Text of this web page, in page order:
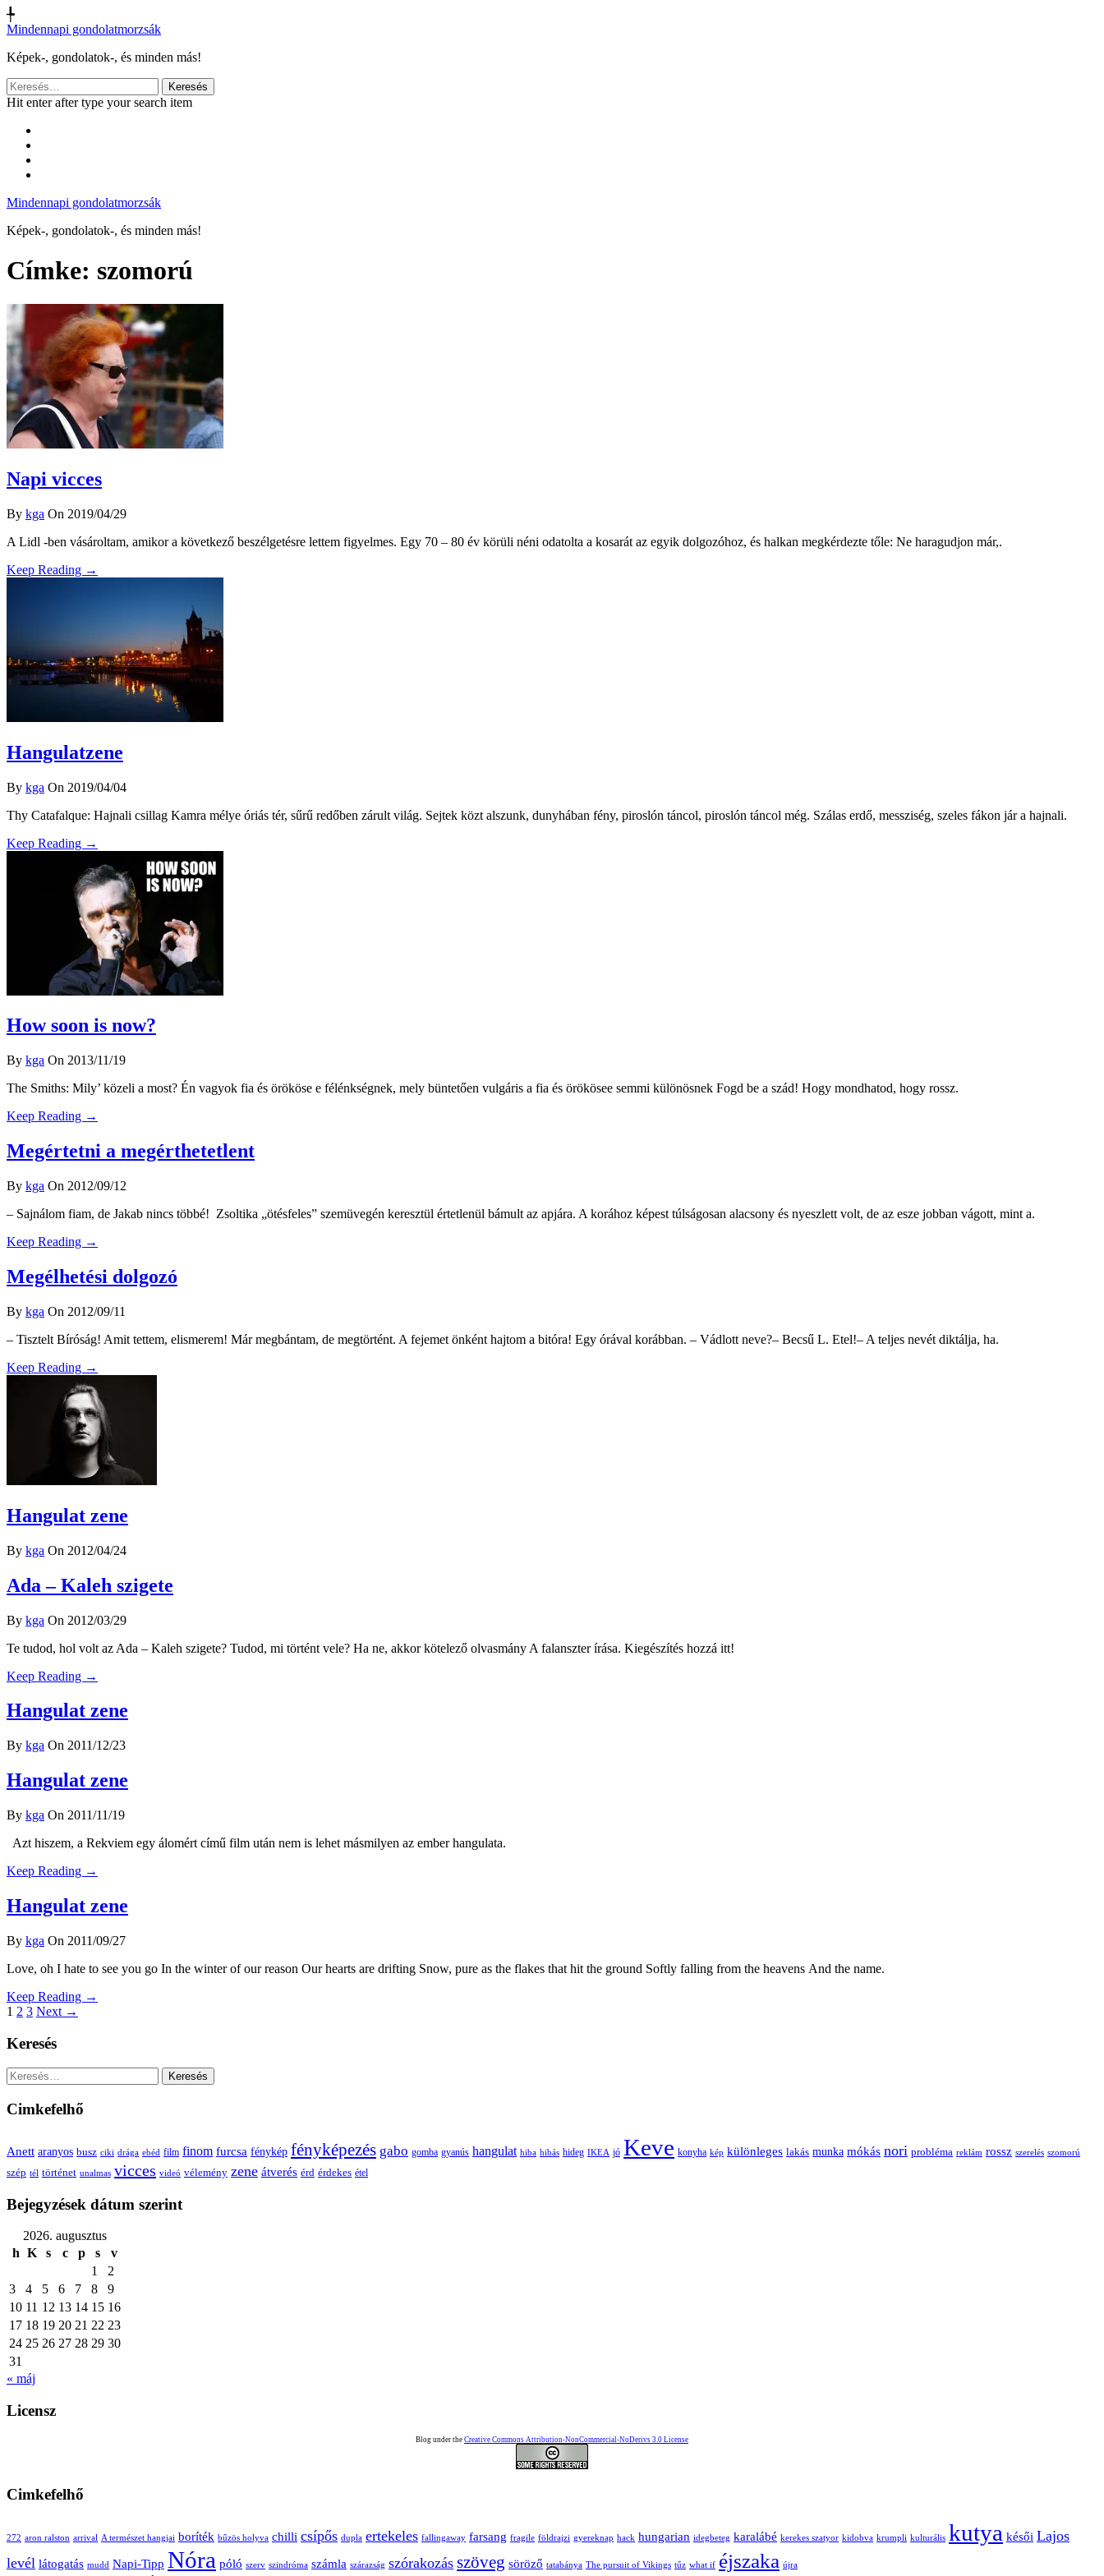
╄
Mindennapi gondolatmorzsák
Képek-, gondolatok-, és minden más!
Keresés:
Hit enter after type your search item
Mindennapi gondolatmorzsák
Képek-, gondolatok-, és minden más!
Címke: szomorú
Napi vicces
By kga On 2019/04/29
A Lidl -ben vásároltam, amikor a következő beszélgetésre lettem figyelmes. Egy 70 – 80 év körüli néni odatolta a kosarát az egyik dolgozóhoz, és halkan megkérdezte tőle: Ne haragudjon már,.
Keep Reading →
Hangulatzene
By kga On 2019/04/04
Thy Catafalque: Hajnali csillag Kamra mélye óriás tér, sűrű redőben zárult világ. Sejtek közt alszunk, dunyhában fény, piroslón táncol, piroslón táncol még. Szálas erdő, messziség, szeles fákon jár a hajnali.
Keep Reading →
How soon is now?
By kga On 2013/11/19
The Smiths: Mily’ közeli a most? Én vagyok fia és örököse e félénkségnek, mely büntetően vulgáris a fia és örökösee semmi különösnek Fogd be a szád! Hogy mondhatod, hogy rossz.
Keep Reading →
Megértetni a megérthetetlent
By kga On 2012/09/12
– Sajnálom fiam, de Jakab nincs többé! Zsoltika „ötésfeles” szemüvegén keresztül értetlenül bámult az apjára. A korához képest túlságosan alacsony és nyeszlett volt, de az esze jobban vágott, mint a.
Keep Reading →
Megélhetési dolgozó
By kga On 2012/09/11
– Tisztelt Bíróság! Amit tettem, elismerem! Már megbántam, de megtörtént. A fejemet önként hajtom a bitóra! Egy órával korábban. – Vádlott neve?– Becsű L. Etel!– A teljes nevét diktálja, ha.
Keep Reading →
Hangulat zene
By kga On 2012/04/24
Ada – Kaleh szigete
By kga On 2012/03/29
Te tudod, hol volt az Ada – Kaleh szigete? Tudod, mi történt vele? Ha ne, akkor kötelező olvasmány A falanszter írása. Kiegészítés hozzá itt!
Keep Reading →
Hangulat zene
By kga On 2011/12/23
Hangulat zene
By kga On 2011/11/19
Azt hiszem, a Rekviem egy álomért című film után nem is lehet másmilyen az ember hangulata.
Keep Reading →
Hangulat zene
By kga On 2011/09/27
Love, oh I hate to see you go In the winter of our reason Our hearts are drifting Snow, pure as the flakes that hit the ground Softly falling from the heavens And the name.
Keep Reading →
1 2 3 Next →
Keresés
Keresés:
Cimkefelhő
Anett aranyos busz ciki drága ebéd film finom furcsa fénykép fényképezés gabo gomba gyanús hangulat hiba hibás hideg IKEA jó Keve konyha kép különleges lakás munka mókás nori probléma reklám rossz szerelés szomorú
szép tél történet unalmas vicces videó vélemény zene átverés érd érdekes étel
Bejegyzések dátum szerint
2026. augusztus
h K s c p s
v
1
2
3
4 5 6 7 8
9
10 11 12 13 14 15 16
17 18 19 20 21 22 23
24 25 26 27 28 29 30
31
« máj
Licensz
Blog under the Creative Commons Attribution-NonCommercial-NoDerivs 3.0 License
Cimkefelhő
272 aron ralston arrival A természet hangjai boríték bűzös holyva chilli csípős dupla ertekeles fallingaway farsang fragile földrajzi gyereknap hack hungarian idegbeteg karalábé kerekes szatyor kidobva krumpli kulturális kutya késői Lajos
levél látogatás mudd Napi-Tipp Nóra póló szerv szindróma számla szárazság szórakozás szöveg söröző tatabánya The pursuit of Vikings tűz what if éjszaka újra